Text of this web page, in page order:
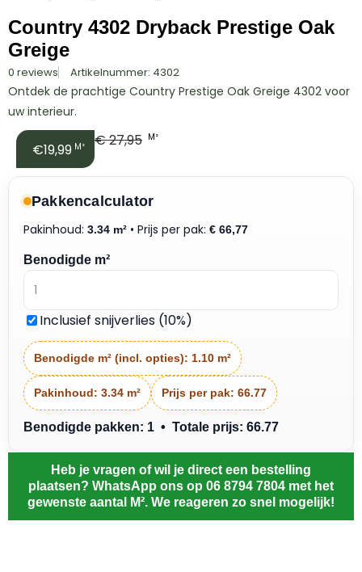
Country 4302 Dryback Prestige Oak
Greige
0 reviews Artikelnummer: 4302
Ontdek de prachtige Country Prestige Oak Greige 4302 voor
uw interieur.
€19,99 M² €27,95 M²
Pakkencalculator
Pakinhoud: 3.34 m² • Prijs per pak: € 66,77
Benodigde m²
Inclusief snijverlies (10%)
Benodigde m² (incl. opties): 1.10 m²
Pakinhoud: 3.34 m² Prijs per pak: 66.77
Benodigde pakken: 1 • Totale prijs: 66.77
Heb je vragen of wil je direct een bestelling
plaatsen? WhatsApp ons op 06 8794 7804 met het
gewenste aantal M². We reageren zo snel mogelijk!